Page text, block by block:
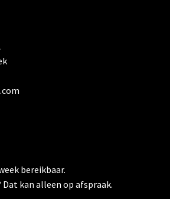
bereikbaar.
kan alleen op afspraak.